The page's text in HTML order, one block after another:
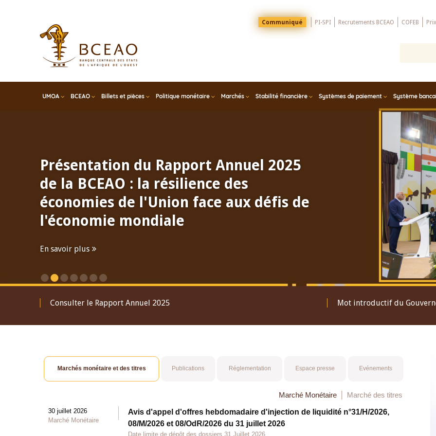
Menu
Top
Communiqué PI-SPI Recrutements BCEAO COFEB
UMOA BCEAO Billets et pièces Politique monétaire Marchés Stabilité financière Systèmes de paiement Système
Présentation du Rapport Annuel 2025
de la BCEAO : la résilience des
économies de l'Union face aux défis de
l'économie mondiale
En savoir plus
Consulter le Rapport Annuel 2025 Mot introductif du
Marchés monétaire et des titres Publications Réglementation Espace presse Evénements
Marché Monétaire Marché des titres
30 juillet 2026
Marché Monétaire
Avis d'appel d'offres hebdomadaire d'injection de liquidité n°31/H/2026,
08/M/2026 et 08/OdR/2026 du 31 juillet 2026
Date limite de dépôt des dossiers 31 Juillet 2026